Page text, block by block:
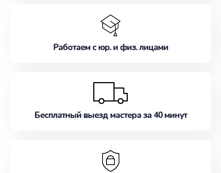
Работаем с юр. и физ. лицами
Бесплатный выезд мастера за 40 минут